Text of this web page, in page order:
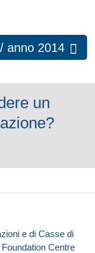
anno 2014
un
e di Casse di
Centre